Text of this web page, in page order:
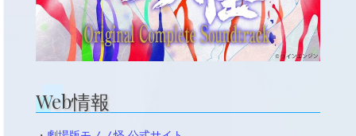
Web情報